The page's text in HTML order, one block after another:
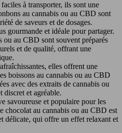
à transporter, ils sont une
au cannabis ou au CBD sont
de saveurs et de dosages.
gourmande et idéale pour partager.
ou au CBD sont souvent préparés
et de qualité, offrant une
elles offrent une
boissons au cannabis ou au CBD
avec des extraits de cannabis ou
et agréable.
savoureuse et populaire pour les
chocolat au cannabis ou au CBD est
délicate, qui offre un effet relaxant et